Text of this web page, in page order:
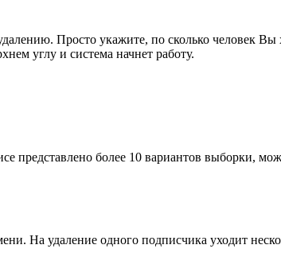
Просто укажите, по сколько человек Вы
углу и система начнет работу.
представлено более 10 вариантов выборки,
На удаление одного подписчика уходит